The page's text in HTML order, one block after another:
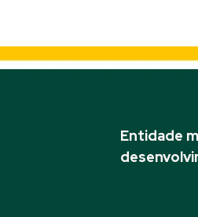
Entidade